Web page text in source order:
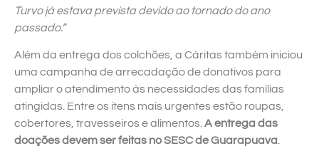
Turvo já estava prevista devido ao tornado do ano
passado.”
Além da entrega dos colchões, a Cáritas também iniciou
uma campanha de arrecadação de donativos para
ampliar o atendimento às necessidades das famílias
atingidas. Entre os itens mais urgentes estão roupas,
cobertores, travesseiros e alimentos. A entrega das
doações devem ser feitas no SESC de Guarapuava